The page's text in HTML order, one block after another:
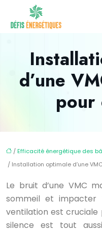
d’une
pour
/ Efficacité énergétique des
/ Installation optimale d’une
Le bruit d’une VMC
sommeil et impacter
ventilation est cruciale
silence est tout